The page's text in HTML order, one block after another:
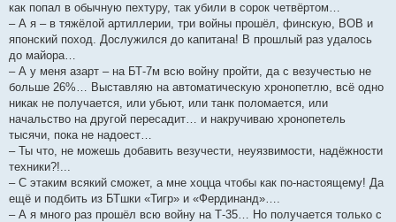
как попал в обычную пехтуру, так убили в сорок четвёртом…
– А я – в тяжёлой артиллерии, три войны прошёл, финскую, ВОВ и
японский поход. Дослужился до капитана! В прошлый раз удалось
до майора…
– А у меня азарт – на БТ-7м всю войну пройти, да с везучестью не
больше 26%… Выставляю на автоматическую хронопетлю, всё одно
никак не получается, или убьют, или танк поломается, или
начальство на другой пересадит… и накручиваю хронопетель
тысячи, пока не надоест…
– Ты что, не можешь добавить везучести, неуязвимости, надёжности
техники?!...
– С этаким всякий сможет, а мне хоцца чтобы как по-настоящему! Да
ещё и подбить из БТшки «Тигр» и «Фердинанд»….
– А я много раз прошёл всю войну на Т-35… Но получается только с